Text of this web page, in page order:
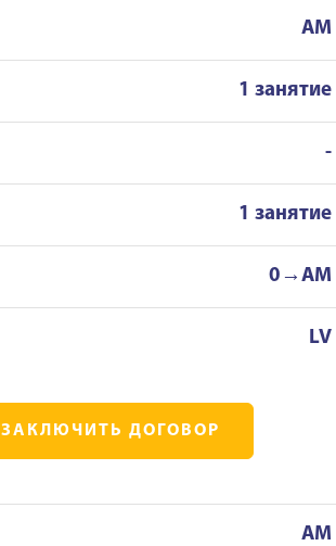
AM
1 занятие
-
1 занятие
0→AM
LV
ЗАКЛЮЧИТЬ ДОГОВОР
AM